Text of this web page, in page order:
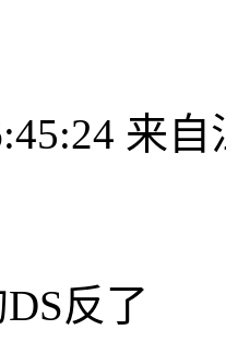
来自
反了